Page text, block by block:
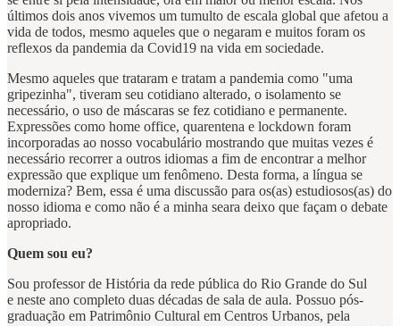
últimos dois anos vivemos um tumulto de escala global que afetou a
vida de todos, mesmo aqueles que o negaram e muitos foram os
reflexos da pandemia da Covid19 na vida em sociedade.
Mesmo aqueles que trataram e tratam a pandemia como "uma
gripezinha", tiveram seu cotidiano alterado, o isolamento se
necessário, o uso de máscaras se fez cotidiano e permanente.
Expressões como home office, quarentena e lockdown foram
incorporadas ao nosso vocabulário mostrando que muitas vezes é
necessário recorrer a outros idiomas a fim de encontrar a melhor
expressão que explique um fenômeno. Desta forma, a língua se
moderniza? Bem, essa é uma discussão para os(as) estudiosos(as) do
nosso idioma e como não é a minha seara deixo que façam o debate
apropriado.
Quem sou eu?
Sou professor de História da rede pública do Rio Grande do Sul
e neste ano completo duas décadas de sala de aula. Possuo pós-
graduação em Patrimônio Cultural em Centros Urbanos, pela